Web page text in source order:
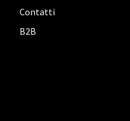
Contatti
B2B